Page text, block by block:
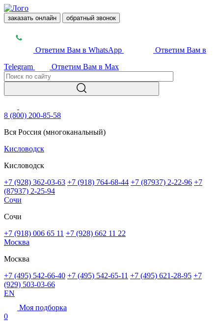
заказать онлайн обратный звонок
Ответим Вам в WhatsApp
Ответим Вам в
Telegram
Ответим Вам в Max
8 (800) 200-85-58
Вся Россия (многоканальный)
Кисловодск
Кисловодск
+7 (928) 362-03-63 +7 (918) 764-68-44 +7 (87937) 2-22-96 +7
(87937) 2-25-94
Сочи
Сочи
+7 (918) 006 65 11 +7 (928) 662 11 22
Москва
Москва
+7 (495) 542-66-40 +7 (495) 542-65-11 +7 (495) 621-28-95 +7
(929) 503-03-66
EN
Моя подборка
0